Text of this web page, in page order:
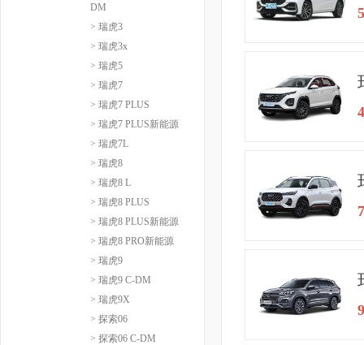
DM
> 瑞虎3
> 瑞虎3x
> 瑞虎5
> 瑞虎7
> 瑞虎7 PLUS
> 瑞虎7 PLUS新能源
> 瑞虎7L
> 瑞虎8
> 瑞虎8 L
> 瑞虎8 PLUS
> 瑞虎8 PLUS新能源
> 瑞虎8 PRO新能源
> 瑞虎9
> 瑞虎9 C-DM
> 瑞虎9X
> 探索06
> 探索06 C-DM